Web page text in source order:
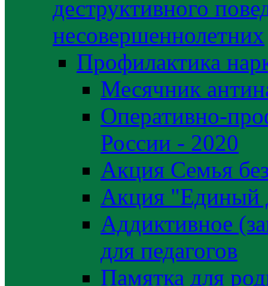
деструктивного
несовершеннолетних
Профилактика
Месячник
Оперативно-
России - 2020
Акция Семья
Акция "Единый
Аддиктивное
для педагогов
Памятка для